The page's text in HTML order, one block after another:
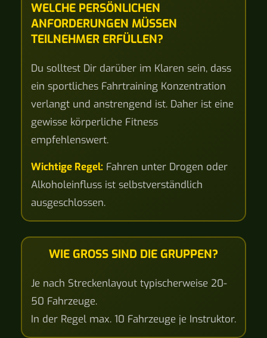
WELCHE PERSÖNLICHEN
ANFORDERUNGEN MÜSSEN
TEILNEHMER ERFÜLLEN?
Du solltest Dir darüber im Klaren sein, dass
ein sportliches Fahrtraining Konzentration
verlangt und anstrengend ist. Daher ist eine
gewisse körperliche Fitness
empfehlenswert.
Wichtige Regel: Fahren unter Drogen oder
Alkoholeinfluss ist selbstverständlich
ausgeschlossen.
WIE GROSS SIND DIE GRUPPEN?
Je nach Streckenlayout typischerweise 20-
50 Fahrzeuge.
In der Regel max. 10 Fahrzeuge je Instruktor.